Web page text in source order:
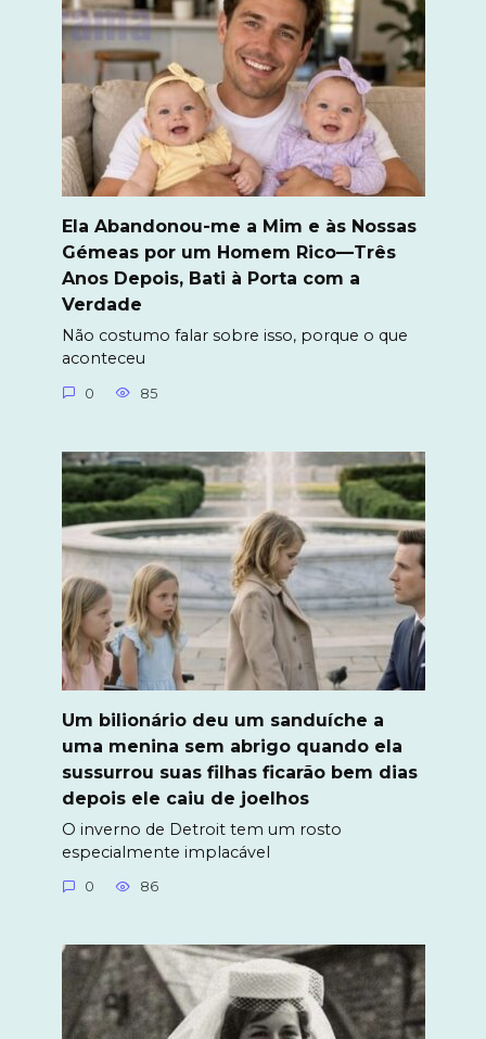
Ela Abandonou-me a Mim e às Nossas
Gémeas por um Homem Rico—Três
Anos Depois, Bati à Porta com a
Verdade
Não costumo falar sobre isso, porque o que
aconteceu
0 85
Um bilionário deu um sanduíche a
uma menina sem abrigo quando ela
sussurrou suas filhas ficarão bem dias
depois ele caiu de joelhos
O inverno de Detroit tem um rosto
especialmente implacável
0 86